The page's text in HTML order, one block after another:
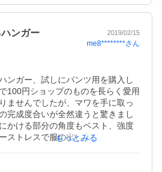
ンガー 2019/02/15
me8********さん
ンガー、試しにパンツ用を購入し
100円ショップのものを長らく愛用
ませんでしたが、マワを手に取っ
完成度合いが全然違うと驚きまし
かける部分の角度もベスト、強度
ストレスで服の出し入れができ、
もっとみる